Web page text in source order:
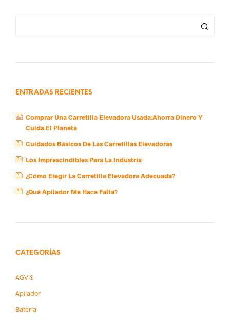
ENTRADAS RECIENTES
Comprar Una Carretilla Elevadora Usada:Ahorra Dinero Y
Cuida El Planeta
Cuidados Básicos De Las Carretillas Elevadoras
Los Imprescindibles Para La Industria
¿Cómo Elegir La Carretilla Elevadora Adecuada?
¿Qué Apilador Me Hace Falta?
CATEGORÍAS
AGV´s
Apilador
Batería